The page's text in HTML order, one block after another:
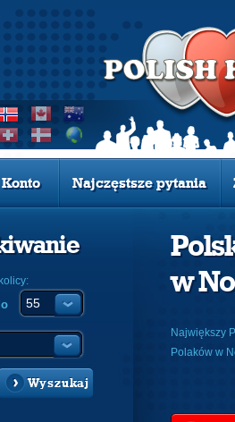
Najczęstsze pytania
Wyszukaj
w
Największy
Polaków w